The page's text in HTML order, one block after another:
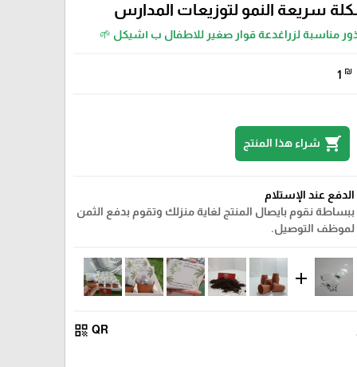
سريعة النمو لتوزيعات المدارس
1 ₪
shopping_cart شراء هذا المنتج
الدفع عند الإستلام
ببساطة نقوم بايصال المنتج لغاية منزلك وتقوم بدفع الثمن
لموظف التوصيل.
add
QR
qr_code